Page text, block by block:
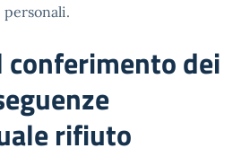
conferimento dei
rifiuto